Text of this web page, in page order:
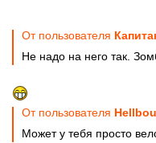
От пользователя
Не надо на него так.
От пользователя
Может у тебя просто